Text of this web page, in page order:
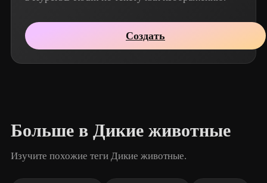
Создать
Больше в Дикие животные
Изучите похожие теги Дикие животные.